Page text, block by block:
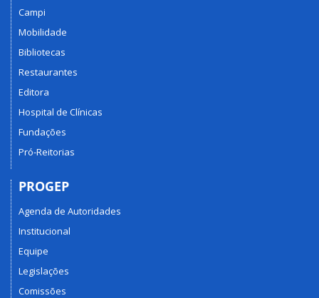
Campi
Mobilidade
Bibliotecas
Restaurantes
Editora
Hospital de Clínicas
Fundações
Pró-Reitorias
PROGEP
Agenda de Autoridades
Institucional
Equipe
Legislações
Comissões